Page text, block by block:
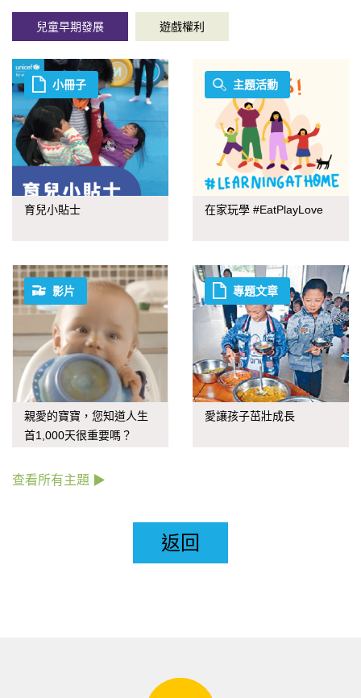
兒童早期發展 遊戲權利
小冊子
育兒小貼士
主題活動
在家玩學 #EatPlayLove
影片
親愛的寶寶，您知道人生
首1,000天很重要嗎？
專題文章
愛讓孩子茁壯成長
查看所有主題 ▶
返回